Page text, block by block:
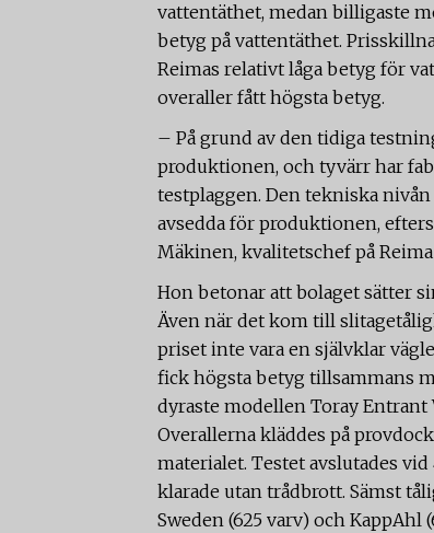
vattentäthet, medan billigaste
betyg på vattentäthet.
Reimas relativt låga betyg för
overaller fått högsta betyg.
– På grund av den tidiga
produktionen, och tyvärr har
testplaggen. Den tekniska
avsedda för produktionen,
Mäkinen, kvalitetschef på
Hon betonar att bolaget sätter
Även när det kom till
priset inte vara en självklar
fick högsta betyg tillsammans
dyraste modellen Toray Entrant
Overallerna kläddes på
materialet. Testet avslutades
klarade utan trådbrott. Sämst
Sweden (625 varv) och KappAhl